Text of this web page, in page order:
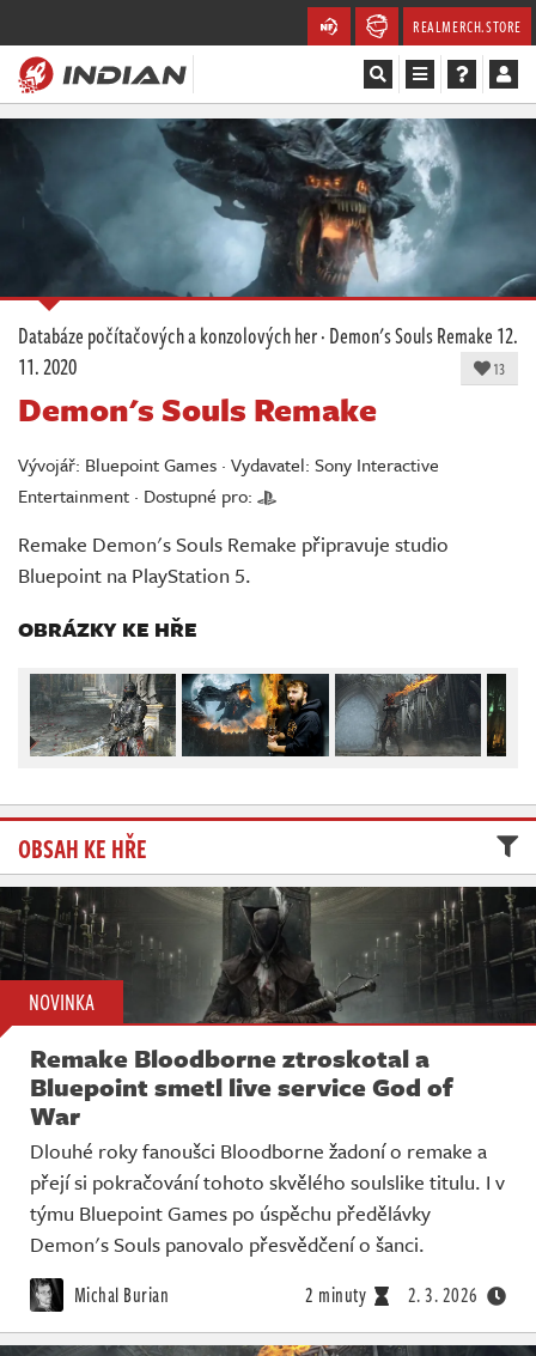
REALMERCH.STORE
Recenze
Soutěže
Databáze
Komunita
Redakce
Živě
Databáze počítačových a konzolových her·Demon's Souls Remake12.
11. 2020
13
Demon's Souls Remake
Vývojář: Bluepoint Games · Vydavatel: Sony Interactive
Entertainment · Dostupné pro:
Remake Demon's Souls Remake připravuje studio
Bluepoint na PlayStation 5.
OBRÁZKY KE HŘE
OBSAH KE HŘE
NOVINKA
Remake Bloodborne ztroskotal a
Bluepoint smetl live service God of
War
Dlouhé roky fanoušci Bloodborne žadoní o remake a
přejí si pokračování tohoto skvělého soulslike titulu. I v
týmu Bluepoint Games po úspěchu předělávky
Demon's Souls panovalo přesvědčení o šanci.
Michal Burian 2 minuty 2. 3. 2026